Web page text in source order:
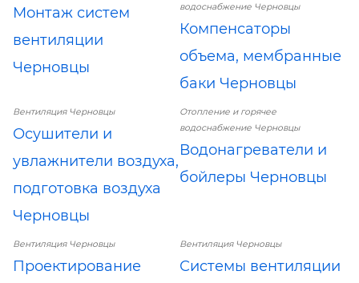
Монтаж систем
вентиляции
Черновцы
водоснабжение Черновцы
Компенсаторы
объема, мембранные
баки Черновцы
Вентиляция Черновцы
Осушители и
увлажнители воздуха,
подготовка воздуха
Черновцы
Отопление и горячее
водоснабжение Черновцы
Водонагреватели и
бойлеры Черновцы
Вентиляция Черновцы
Проектирование
Вентиляция Черновцы
Системы вентиляции